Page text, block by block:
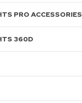
PRO ACCESSORIES
360D